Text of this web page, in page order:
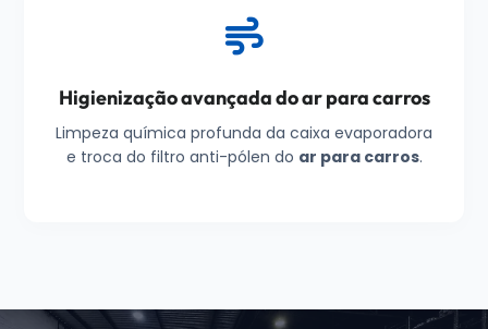
Higienização avançada do ar para carros
Limpeza química profunda da caixa evaporadora
e troca do filtro anti-pólen do ar para carros.